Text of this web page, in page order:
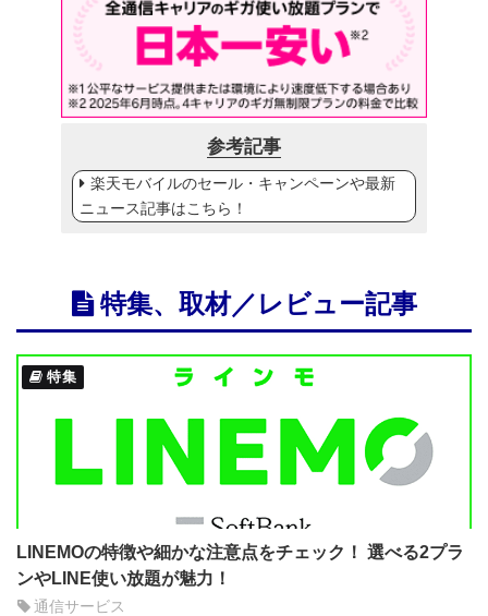
参考記事
楽天モバイルのセール・キャンペーンや最新
ニュース記事はこちら！
特集、取材／レビュー記事
特集
LINEMOの特徴や細かな注意点をチェック！ 選べる2プラ
ンやLINE使い放題が魅力！
通信サービス